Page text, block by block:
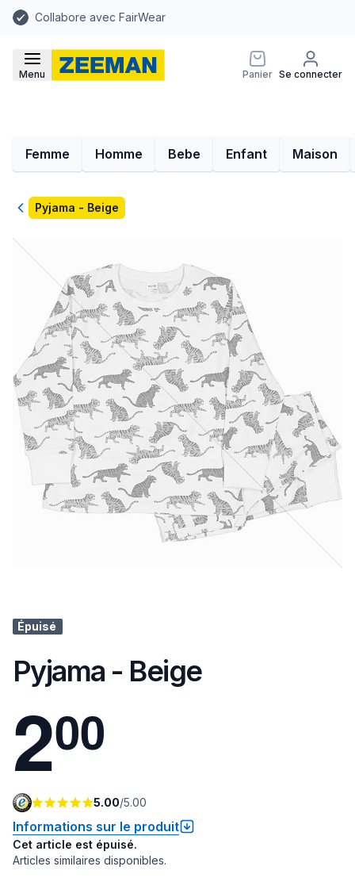
Collabore avec FairWear
Menu Panier Se connecter
Femme Homme Bebe Enfant Maison
RetourPyjama - Beige
Épuisé
Pyjama - Beige
200
5.00/5.00
Informations sur le produit
Cet article est épuisé.
Articles similaires disponibles.